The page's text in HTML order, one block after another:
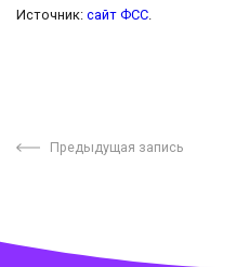
Источник: сайт ФСС
Предыдущая запись